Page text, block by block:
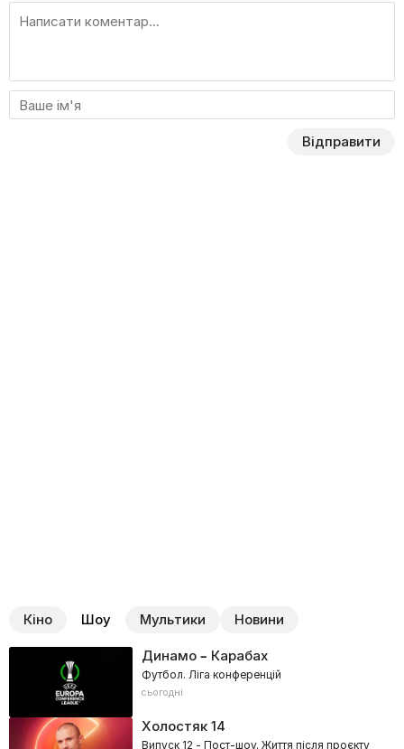
Відправити
Кіно Шоу Мультики Новини
Динамо – Карабах
Футбол. Ліга конференцій
сьогодні
Холостяк14
Випуск 12 - Пост-шоу. Життя після проєкту